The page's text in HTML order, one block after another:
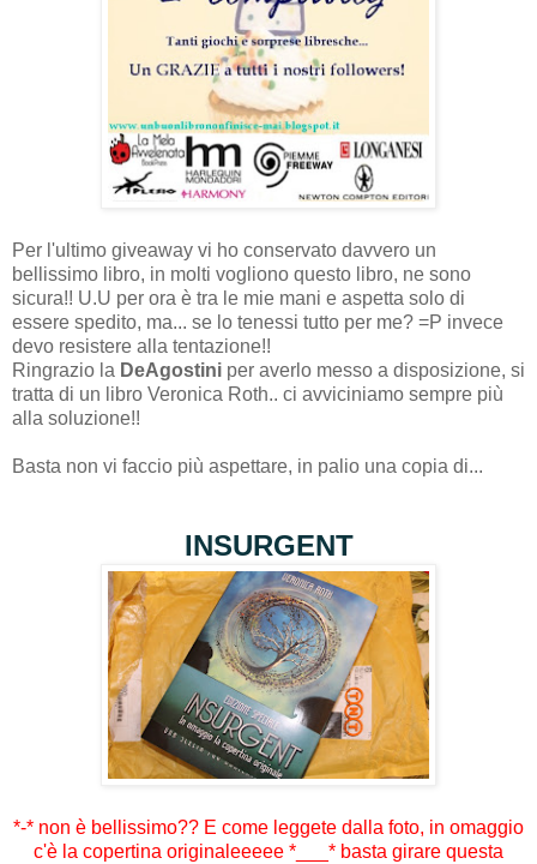
Per l'ultimo giveaway vi ho conservato davvero un
bellissimo libro, in molti vogliono questo libro, ne sono
sicura!! U.U per ora è tra le mie mani e aspetta solo di
essere spedito, ma... se lo tenessi tutto per me? =P invece
devo resistere alla tentazione!!
Ringrazio la DeAgostini per averlo messo a disposizione, si
tratta di un libro Veronica Roth.. ci avviciniamo sempre più
alla soluzione!!
Basta non vi faccio più aspettare, in palio una copia di...
INSURGENT
*-* non è bellissimo?? E come leggete dalla foto, in omaggio
c'è la copertina originaleeeee *___* basta girare questa